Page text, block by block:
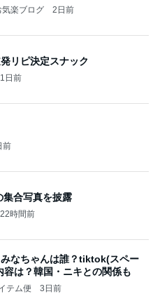
気楽ブログ 2日前
リピ決定スナック
1日前
前
集合写真を披露
22時間前
みなちゃんは誰？tiktok(スペー
容は？韓国・ニキとの関係も
テム便 3日前